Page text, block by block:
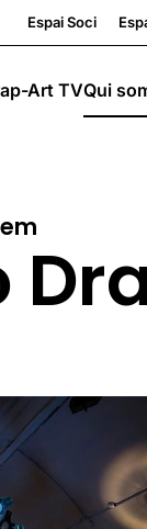
Espai Soci
Art TVQui